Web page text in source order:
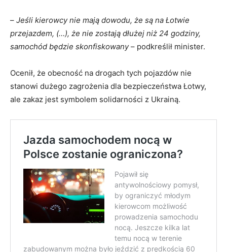
– Jeśli kierowcy nie mają dowodu, że są na Łotwie
przejazdem, (…), że nie zostają dłużej niż 24 godziny,
samochód będzie skonfiskowany– podkreślił minister.
Ocenił, że obecność na drogach tych pojazdów nie
stanowi dużego zagrożenia dla bezpieczeństwa Łotwy,
ale zakaz jest symbolem solidarności z Ukrainą.